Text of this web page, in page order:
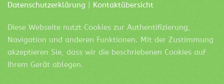
Datenschutzerklärung
Kontaktübersicht
Diese Webseite nutzt Cookies zur Authentifizierung,
Navigation und anderen Funktionen. Mit der Zustimmung
akzeptieren Sie, dass wir die beschriebenen Cookies auf
Ihrem Gerät ablegen.